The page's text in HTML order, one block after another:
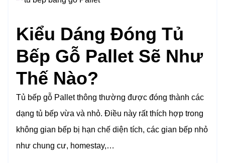
Kiểu Dáng Đóng Tủ
Bếp Gỗ Pallet Sẽ Như
Thế Nào?
Tủ bếp gỗ Pallet thông thường được đóng thành các
dạng tủ bếp vừa và nhỏ. Điều này rất thích hợp trong
không gian bếp bị hạn chế diện tích, các gian bếp nhỏ
như chung cư, homestay,…